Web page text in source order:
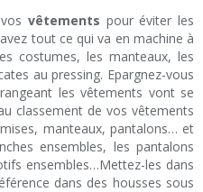
vêtements pour éviter les
tout ce qui va en machine à
costumes, les manteaux, les
au pressing. Epargnez-vous
rangeant les vêtements vont se
classement de vos vêtements
manteaux, pantalons… et
ensembles, les pantalons
ensembles…Mettez-les dans
dans des housses sous